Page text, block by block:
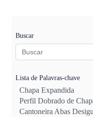
Buscar
Lista de Palavras-chave
Chapa Expandida
Perfil Dobrado de
Cantoneira Abas